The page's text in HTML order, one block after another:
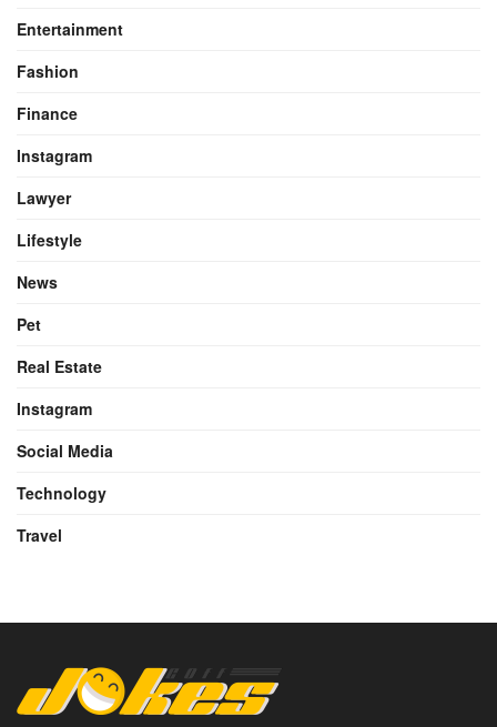
Entertainment
Fashion
Finance
Instagram
Lawyer
Lifestyle
News
Pet
Real Estate
Instagram
Social Media
Technology
Travel